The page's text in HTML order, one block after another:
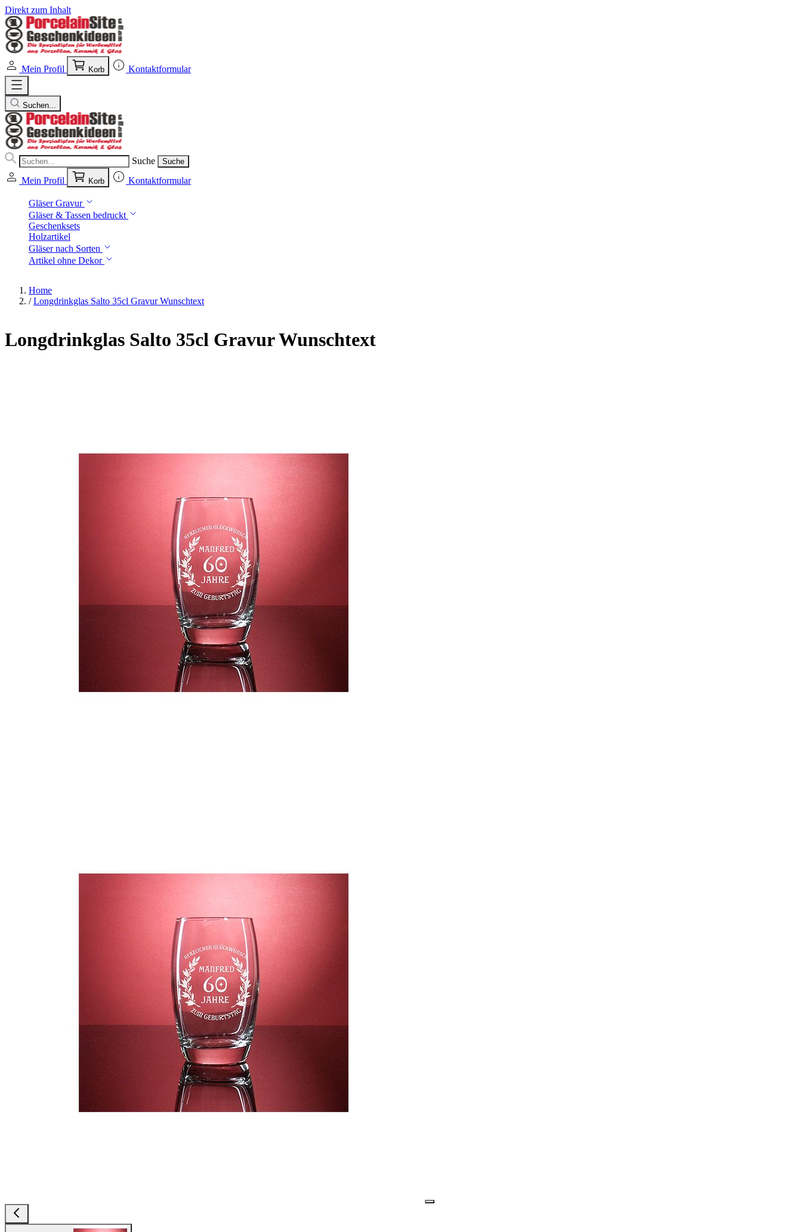
Direkt zum Inhalt
Mein Profil Korb Kontaktformular
Suchen...
Suche Suche
Mein Profil Korb Kontaktformular
Gläser Gravur
Gläser & Tassen bedruckt
Geschenksets
Holzartikel
Gläser nach Sorten
Artikel ohne Dekor
Home
/ Longdrinkglas Salto 35cl Gravur Wunschtext
Longdrinkglas Salto 35cl Gravur Wunschtext